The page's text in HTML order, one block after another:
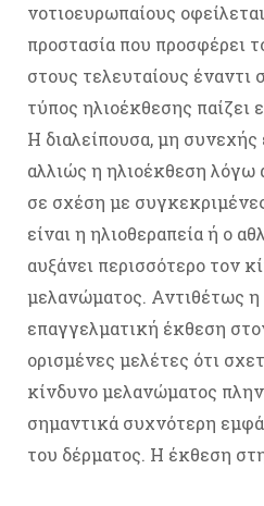
νοτιοευρωπαίους
προστασία που προσφέρει
στους τελευταίους έναντι
τύπος ηλιοέκθεσης παίζει
Η διαλείπουσα, μη
αλλιώς η ηλιοέκθεση
σε σχέση με
είναι η ηλιοθεραπεία ή ο
αυξάνει περισσότερο τον
μελανώματος. Αντιθέτως η
επαγγελματική έκθεση
ορισμένες μελέτες ότι
κίνδυνο μελανώματος
σημαντικά συχνότερη
του δέρματος. Η έκθεση